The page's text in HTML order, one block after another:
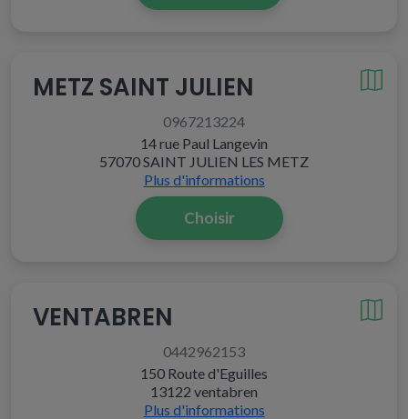
METZ SAINT JULIEN
0967213224
14 rue Paul Langevin
57070 SAINT JULIEN LES METZ
Plus d'informations
Choisir
VENTABREN
0442962153
150 Route d'Eguilles
13122 ventabren
Plus d'informations